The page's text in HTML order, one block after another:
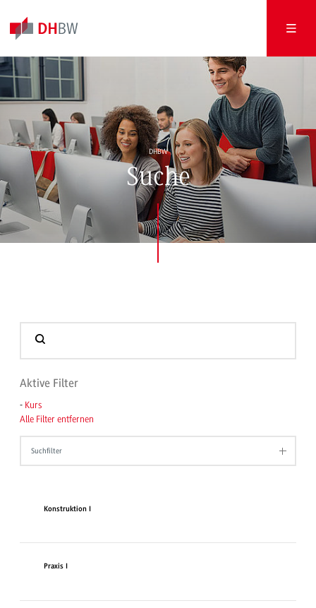
DHBW
Suche
Aktive Filter
- Kurs
Alle Filter entfernen
Suchfilter
Konstruktion I
Praxis I